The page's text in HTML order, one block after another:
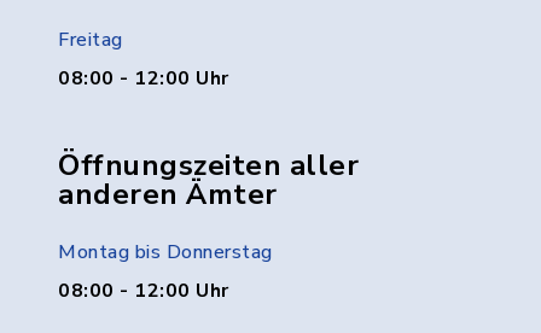
Freitag
08:00 - 12:00 Uhr
Öffnungszeiten aller
anderen Ämter
Montag bis Donnerstag
08:00 - 12:00 Uhr